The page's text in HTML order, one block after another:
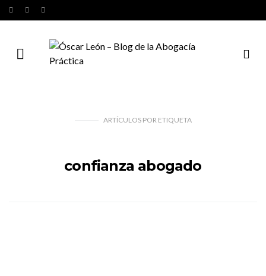
ARTÍCULOS PORETIQUETA
confianza abogado